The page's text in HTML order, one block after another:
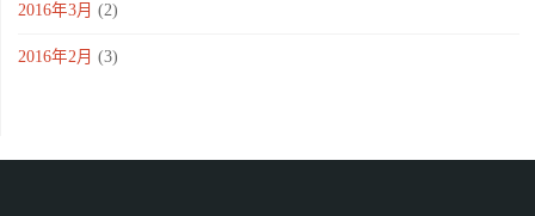
2016年3月 (2)
2016年2月 (3)